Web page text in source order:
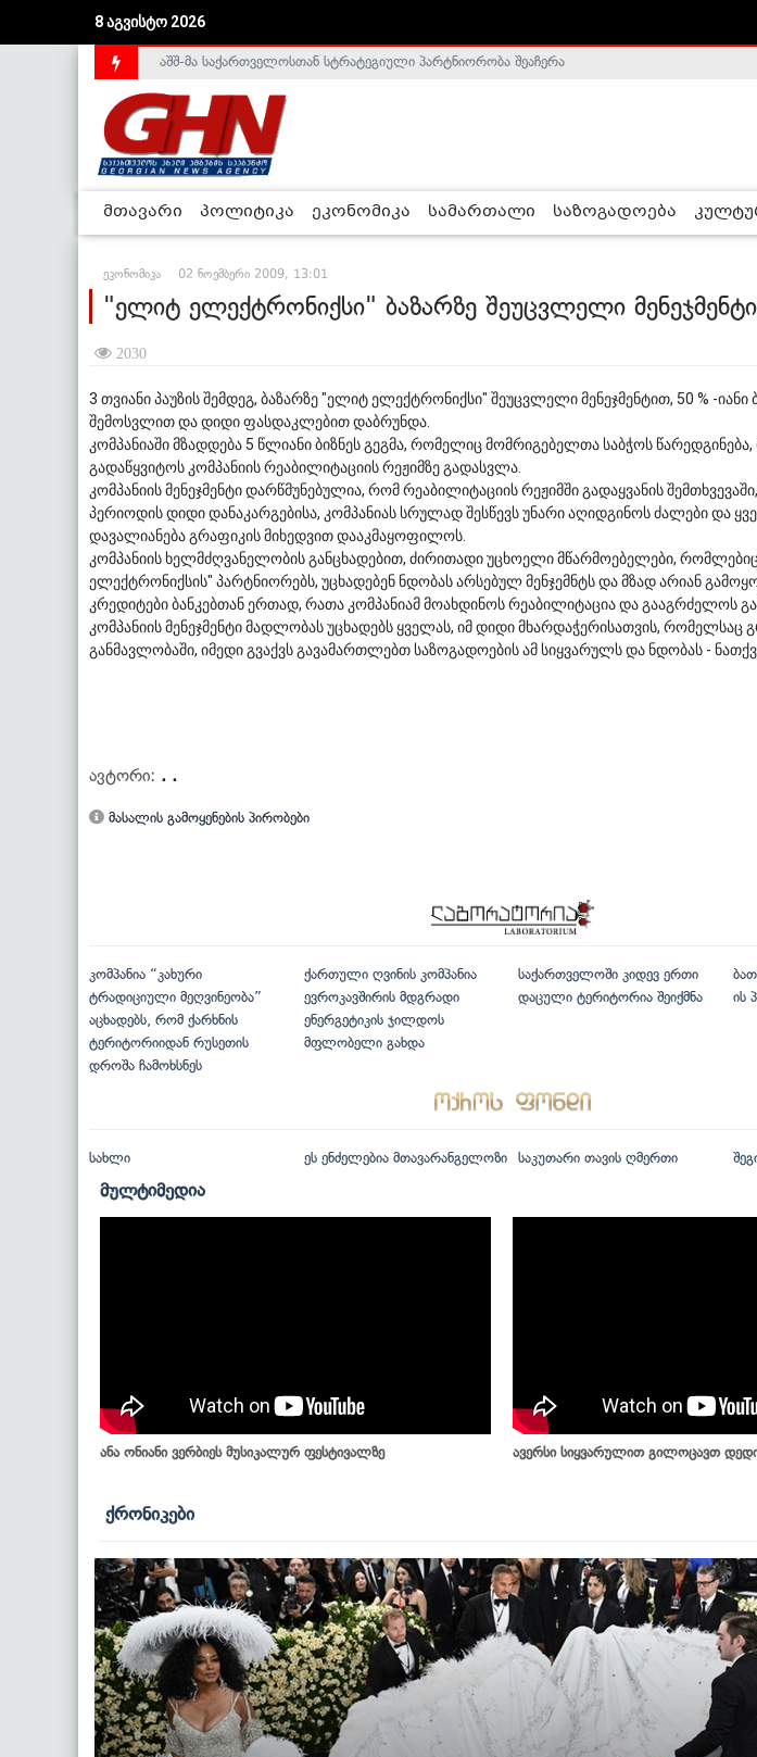
8 აგვისტო 2026
საქართველოს დე-ფაქტო მთავრობა არალეგიტიმურია - ჰელსინკის კომისია
აშშ-მა საქართველოსთან სტრატეგიული პარტნიორობა შეაჩერა
მთავარი პოლიტიკა ეკონომიკა სამართალი საზოგადოება
ეკონომიკა 02 ნოემბერი 2009, 13:01
"ელიტ ელექტრონიქსი" ბაზარზე შეუცვლელი
2030
3 თვიანი პაუზის შემდეგ, ბაზარზე "ელიტ ელექტრონიქსი" შეუცვლელი მენეჯმენტით, 50 % -იანი
შემოსვლით და დიდი ფასდაკლებით დაბრუნდა.
კომპანიაში მზადდება 5 წლიანი ბიზნეს გეგმა, რომელიც მომრიგებელთა საბჭოს
გადაწყვიტოს კომპანიის რეაბილიტაციის რეჟიმზე გადასვლა.
კომპანიის მენეჯმენტი დარწმუნებულია, რომ რეაბილიტაციის რეჟიმში გადაყვანის
პერიოდის დიდი დანაკარგებისა, კომპანიას სრულად შესწევს უნარი აღიდგინოს ძალები და
დავალიანება გრაფიკის მიხედვით დააკმაყოფილოს.
კომპანიის ხელმძღვანელობის განცხადებით, ძირითადი უცხოელი მწარმოებელები,
ელექტრონიქსის" პარტნიორებს, უცხადებენ ნდობას არსებულ მენჯემნტს და მზად არიან
კრედიტები ბანკებთან ერთად, რათა კომპანიამ მოახდინოს რეაბილიტაცია და გააგრძელოს
კომპანიის მენეჯმენტი მადლობას უცხადებს ყველას, იმ დიდი მხარდაჭერისათვის, რომელსაც
განმავლობაში, იმედი გვაქვს გავამართლებთ საზოგადოების ამ სიყვარულს და ნდობას -
ავტორი: . .
მასალის გამოყენების პირობები
კომპანია “კახური
ტრადიციული მეღვინეობა”
აცხადებს, რომ ქარხნის
ტერიტორიიდან რუსეთის
დროშა ჩამოხსნეს
ქართული ღვინის კომპანია
ევროკავშირის მდგრადი
ენერგეტიკის ჯილდოს
მფლობელი გახდა
საქართველოში კიდევ ერთი
დაცული ტერიტორია შეიქმნა
ის
სახლი ეს ენძელებია მთავარანგელოზი საკუთარი თავის ღმერთი
მულტიმედია
ანა ონიანი ვერბიეს მუსიკალურ ფესტივალზე ავერსი სიყვარულით გილოცავთ
ქრონიკები